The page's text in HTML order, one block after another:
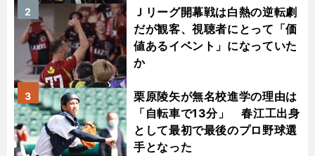
Ｊリーグ開幕戦は白熱の逆転劇
だが観客、視聴者にとって「価
値あるイベント」になっていた
か
2
栗原陵矢が無名校進学の理由は
「自転車で13分」 春江工出身
として最初で最後のプロ野球選
手となった
3